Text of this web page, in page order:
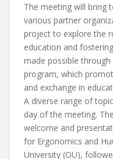
The meeting will bring
various partner
project to explore the
education and
made possible
program, which
and exchange in
A diverse range of
day of the meeting.
welcome and
for Ergonomics and
University (OU),